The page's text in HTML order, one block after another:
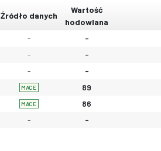
Źródło danych
Wartość
hodowlana
- -
- -
- -
MACE 89
MACE 86
- -